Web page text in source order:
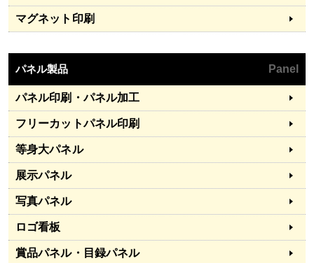
マグネット印刷
パネル製品 Panel
パネル印刷・パネル加工
フリーカットパネル印刷
等身大パネル
展示パネル
写真パネル
ロゴ看板
賞品パネル・目録パネル